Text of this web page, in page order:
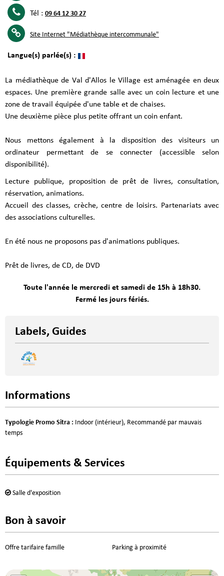
Tél : 09 64 12 30 27
Site Internet "Médiathèque intercommunale"
Langue(s) parlée(s) :
La médiathèque de Val d'Allos le Village est aménagée en deux
espaces. Une première grande salle avec un coin lecture et une
zone de travail équipée d'une table et de chaises.
Une deuxième pièce plus petite offrant un coin enfant.
Nous mettons également à la disposition des visiteurs un
ordinateur permettant de se connecter (accessible selon
disponibilité).
Lecture publique, proposition de prêt de livres, consultation,
réservation, animations.
Accueil des classes, crèche, centre de loisirs. Partenariats avec
des associations culturelles.
En été nous ne proposons pas d'animations publiques.
Prêt de livres, de CD, de DVD
Toute l'année le mercredi et samedi de 15h à 18h30.
Fermé les jours fériés.
Labels, Guides
Informations
Typologie Promo Sitra : Indoor (intérieur) Recommandé par mauvais
temps
Équipements & Services
Salle d'exposition
Bon à savoir
Offre tarifaire famille Parking à proximité